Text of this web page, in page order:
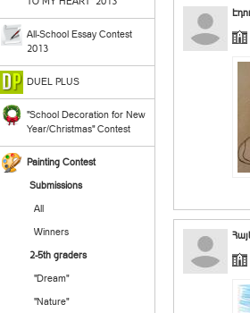
All-School Essay Contest
2013
DUEL PLUS
"School Decoration for New
Year/Christmas" Contest
Painting Contest
Submissions
All
Winners
2-5th graders
"Dream"
"Nature"